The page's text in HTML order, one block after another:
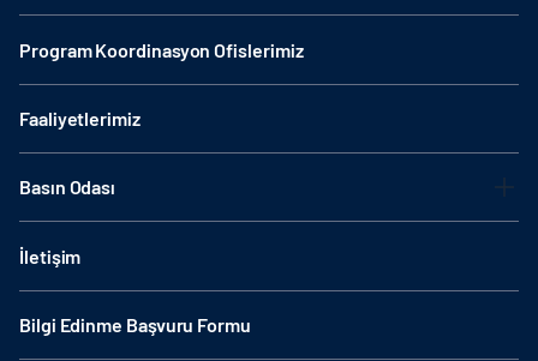
Program Koordinasyon Ofislerimiz
Faaliyetlerimiz
Basın Odası
İletişim
Bilgi Edinme Başvuru Formu